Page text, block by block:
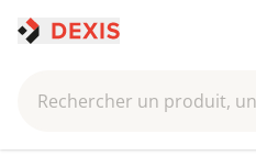
Rechercher un produit,